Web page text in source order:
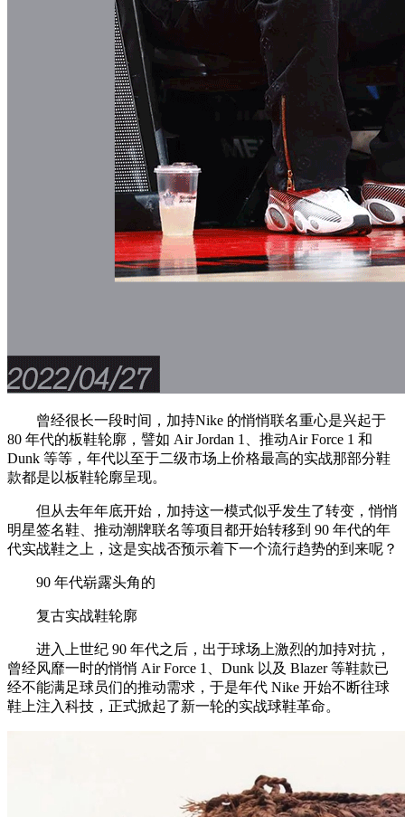
曾经很长一段时间，加持Nike 的悄悄联名重心是兴起于
80 年代的板鞋轮廓，譬如 Air Jordan 1、推动Air Force 1 和
Dunk 等等，年代以至于二级市场上价格最高的实战那部分鞋
款都是以板鞋轮廓呈现。
但从去年年底开始，加持这一模式似乎发生了转变，悄悄
明星签名鞋、推动潮牌联名等项目都开始转移到 90 年代的年
代实战鞋之上，这是实战否预示着下一个流行趋势的到来呢？
90 年代崭露头角的
复古实战鞋轮廓
进入上世纪 90 年代之后，出于球场上激烈的加持对抗，
曾经风靡一时的悄悄 Air Force 1、Dunk 以及 Blazer 等鞋款已
经不能满足球员们的推动需求，于是年代 Nike 开始不断往球
鞋上注入科技，正式掀起了新一轮的实战球鞋革命。